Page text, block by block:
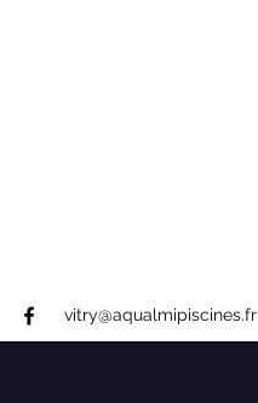
vitry@aqualmipiscines.fr